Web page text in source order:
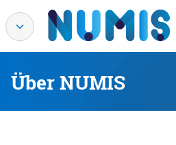
Über NUMIS